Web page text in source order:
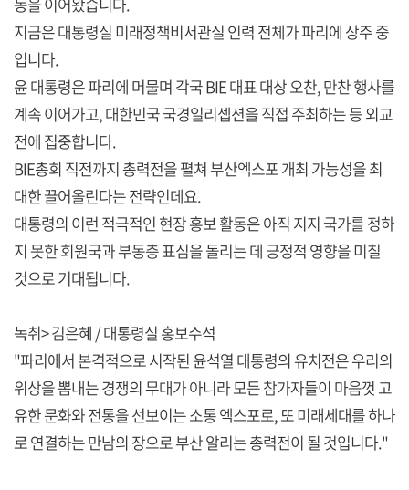
지금은 대통령실 미래정책비서관실 인력 전체가 파리에 상주 중
입니다.
윤 대통령은 파리에 머물며 각국 BIE 대표 대상 오찬, 만찬 행사를
계속 이어가고, 대한민국 국경일리셉션을 직접 주최하는 등 외교
전에 집중합니다.
BIE총회 직전까지 총력전을 펼쳐 부산엑스포 개최 가능성을 최
대한 끌어올린다는 전략인데요.
대통령의 이런 적극적인 현장 홍보 활동은 아직 지지 국가를 정하
지 못한 회원국과 부동층 표심을 돌리는 데 긍정적 영향을 미칠
것으로 기대됩니다.
녹취> 김은혜 / 대통령실 홍보수석
"파리에서 본격적으로 시작된 윤석열 대통령의 유치전은 우리의
위상을 뽐내는 경쟁의 무대가 아니라 모든 참가자들이 마음껏 고
유한 문화와 전통을 선보이는 소통 엑스포로, 또 미래세대를 하나
로 연결하는 만남의 장으로 부산 알리는 총력전이 될 것입니다."